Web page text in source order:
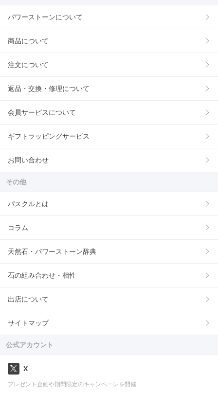
パワーストーンについて
商品について
注文について
返品・交換・修理について
会員サービスについて
ギフトラッピングサービス
お問い合わせ
その他
パスクルとは
コラム
天然石・パワーストーン辞典
石の組み合わせ・相性
出店について
サイトマップ
公式アカウント
X
プレゼント企画や期間限定のキャンペーンを開催